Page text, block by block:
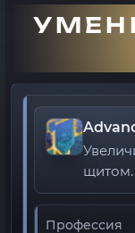
щитом.
Профессия